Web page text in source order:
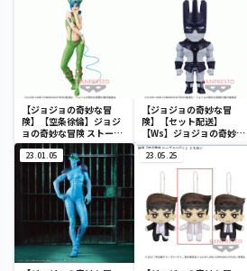
【ジョジョの奇妙な冒
険】【空条徐倫】ジョジ
ョの奇妙な冒険 ストーン
オーシャン Grandista-
空条徐倫-#2
【ジョジョの奇妙な冒
険】【セット配送】
【Ws】ジョジョの奇妙な
冒険 ストーンオーシャン
POLIGOROID-Ws-
23.01.05 23.05.25